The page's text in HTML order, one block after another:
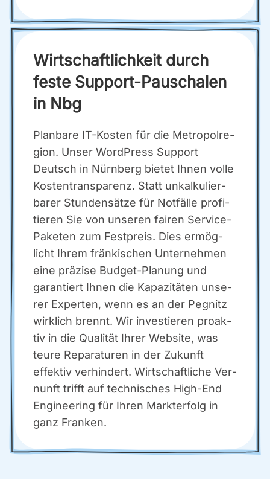
Wirt­schaft­lich­keit durch
fes­te Sup­port-Pau­scha­len
in Nbg
Plan­ba­re IT-Kos­ten für die Metro­pol­re­
gi­on. Unser Word­Press Sup­port
Deutsch in Nürn­berg bie­tet Ihnen vol­le
Kos­ten­trans­pa­renz. Statt unkal­ku­lier­
ba­rer Stun­den­sät­ze für Not­fäl­le pro­fi­
tie­ren Sie von unse­ren fai­ren Ser­vice-
Pake­ten zum Fest­preis. Dies ermög­
licht Ihrem frän­ki­schen Unter­neh­men
eine prä­zi­se Bud­get-Pla­nung und
garan­tiert Ihnen die Kapa­zi­tä­ten unse­
rer Exper­ten, wenn es an der Peg­nitz
wirk­lich brennt. Wir inves­tie­ren pro­ak­
tiv in die Qua­li­tät Ihrer Web­site, was
teu­re Repa­ra­tu­ren in der Zukunft
effek­tiv ver­hin­dert. Wirt­schaft­li­che Ver­
nunft trifft auf tech­ni­sches High-End
Engi­nee­ring für Ihren Markt­er­folg in
ganz Fran­ken.